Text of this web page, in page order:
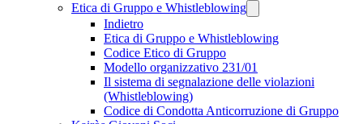
Etica di Gruppo e Whistleblowing
Indietro
Etica di Gruppo e Whistleblowing
Codice Etico di Gruppo
Modello organizzativo 231/01
Il sistema di segnalazione delle violazioni
(Whistleblowing)
Codice di Condotta Anticorruzione di Gruppo